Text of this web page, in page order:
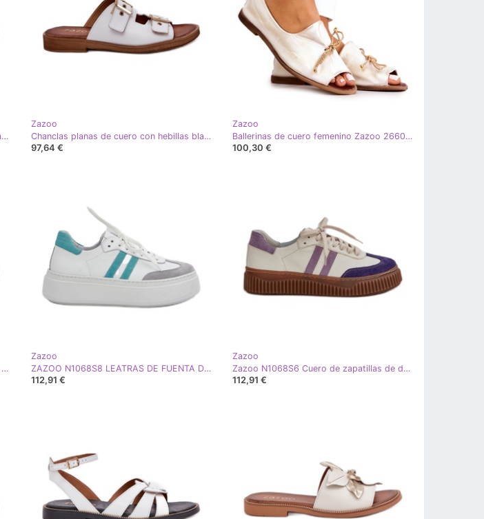
Zazoo N1068 de cuero Low White y Sneakers de Blue White and Navy Blue blanco
Zazoo
Chanclas planas de cuero con hebillas blancas Zazoo 3020 blanco
97,64 €
Zazoo
Ballerinas de cuero femenino Zazoo 2660/004 Blanco y oro
100,30 €
Zazoo N1068 Zapatillas Bajas Mujer Piel, Blanco
Zazoo
ZAZOO N1068S8 LEATRAS DE FUENTA DE LOOTRO BAJO EN LA PLATAFOR blanco
112,91 €
Zazoo
Zazoo N1068S6 Cuero de zapatillas de deporte para mujeres en la plataforma White blanco
112,91 €